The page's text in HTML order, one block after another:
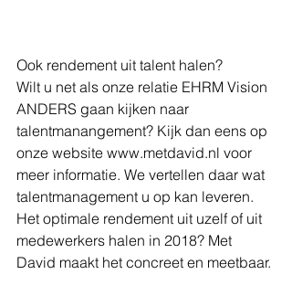
Ook rendement uit talent halen?
Wilt u net als onze relatie EHRM Vision
ANDERS gaan kijken naar
talentmanangement? Kijk dan eens op
onze website www.metdavid.nl voor
meer informatie. We vertellen daar wat
talentmanagement u op kan leveren.
Het optimale rendement uit uzelf of uit
medewerkers halen in 2018? Met
David maakt het concreet en meetbaar.